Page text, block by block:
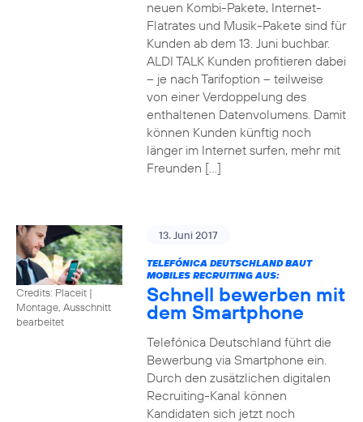
neuen Kombi-Pakete, Internet-
Flatrates und Musik-Pakete sind für
Kunden ab dem 13. Juni buchbar.
ALDI TALK Kunden profitieren dabei
– je nach Tarifoption – teilweise
von einer Verdoppelung des
enthaltenen Datenvolumens. Damit
können Kunden künftig noch
länger im Internet surfen, mehr mit
Freunden […]
Credits: Placeit |
Montage, Ausschnitt
bearbeitet
13. Juni 2017
TELEFÓNICA DEUTSCHLAND BAUT
MOBILES RECRUITING AUS:
Schnell bewerben mit
dem Smartphone
Telefónica Deutschland führt die
Bewerbung via Smartphone ein.
Durch den zusätzlichen digitalen
Recruiting-Kanal können
Kandidaten sich jetzt noch